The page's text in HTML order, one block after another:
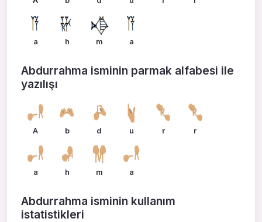
a h m a
Abdurrahma isminin parmak alfabesi ile
yazılışı
A b d u r r
a h m a
Abdurrahma isminin kullanım
istatistikleri